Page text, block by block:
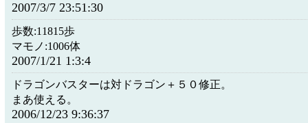
2007/3/7 23:51:30
歩数:11815歩
マモノ:1006体
2007/1/21 1:3:4
ドラゴンバスターは対ドラゴン＋５０修正。
まあ使える。
2006/12/23 9:36:37